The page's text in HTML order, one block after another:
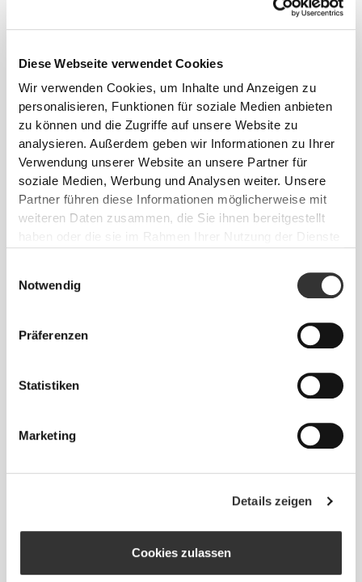
Diese Webseite verwendet Cookies
Wir verwenden Cookies, um Inhalte und Anzeigen zu
personalisieren, Funktionen für soziale Medien anbieten
zu können und die Zugriffe auf unsere Website zu
analysieren. Außerdem geben wir Informationen zu Ihrer
Verwendung unserer Website an unsere Partner für
soziale Medien, Werbung und Analysen weiter. Unsere
Partner führen diese Informationen möglicherweise mit
weiteren Daten zusammen, die Sie ihnen bereitgestellt
haben oder die sie im Rahmen Ihrer Nutzung der Dienste
Notwendig
Präferenzen
Statistiken
Marketing
Details zeigen
Cookies zulassen
UNSER ETIKETT IST DEIN
KOMFORT.
Ohne eingenähtes Etikett
Eindruck auf unsere Kleidung: auf die nahtlose
Freiheit! Ohne eingenähtes Etikett wird das Tragen
von Kleidung noch bequemer, da es zu keinen
TIPP ZUR PASSFORM